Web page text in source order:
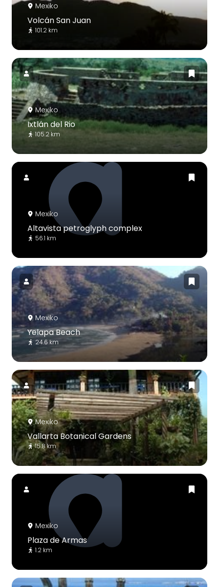
Mexiko
Volcán San Juan
101.2 km
Mexiko
Ixtlán del Rio
105.2 km
Mexiko
Altavista petroglyph complex
56.1 km
Mexiko
Yelapa Beach
24.6 km
Mexiko
Vallarta Botanical Gardens
15.8 km
Mexiko
Plaza de Armas
1.2 km